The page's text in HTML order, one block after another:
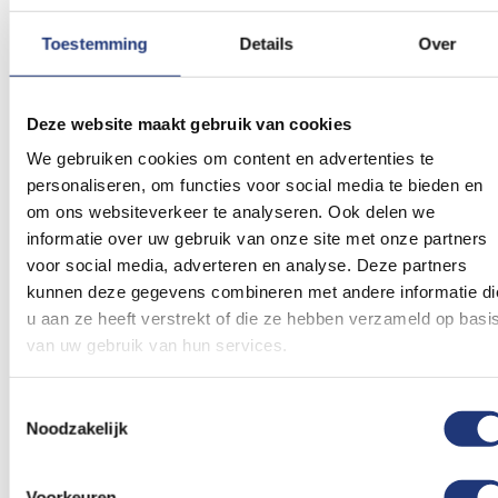
Toestemming Details Over
Deze website maakt gebruik van cookies
We gebruiken cookies om content en advertenties te
personaliseren, om functies voor social media te bieden en
om ons websiteverkeer te analyseren. Ook delen we
informatie over uw gebruik van onze site met onze partners
voor social media, adverteren en analyse. Deze partners
kunnen deze gegevens combineren met andere informatie
u aan ze heeft verstrekt of die ze hebben verzameld op
van uw gebruik van hun services.
Noodzakelijk
Vlag Verenigde Staten |
6,57
Excl. BTW
Voor 16:00 besteld, dezelfde
dag verzonden
In winkelmand
KNRM vlag 20x30cm
Waardering:
100
% of100
10,70
Excl. BTW
Voor 16:00 besteld, dezelfde
dag verzonden
In winkelmand
Voeg
toe
aan
Voeg
aan